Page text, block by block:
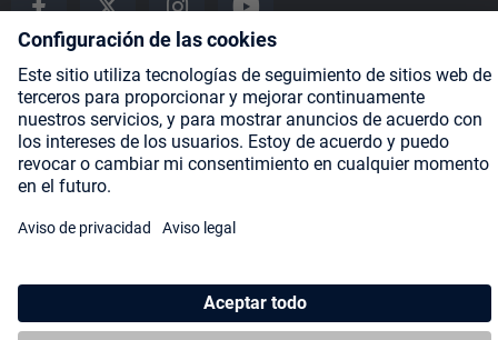
Payment Methods
Shipping
* Todos los precios incluyen IVA másgastos de envíoy posibles